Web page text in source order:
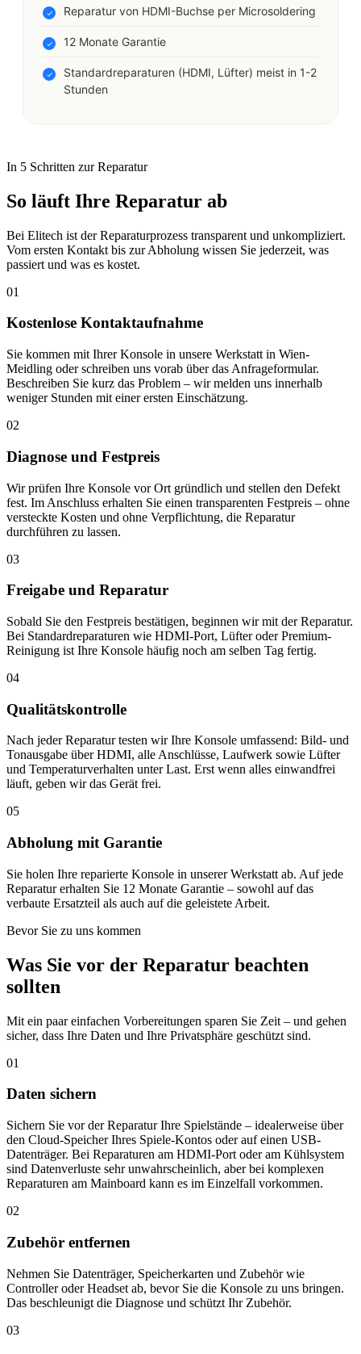
Reparatur von HDMI-Buchse per Microsoldering
12 Monate Garantie
Standardreparaturen (HDMI, Lüfter) meist in 1-2
Stunden
In 5 Schritten zur Reparatur
So läuft Ihre Reparatur ab
Bei Elitech ist der Reparaturprozess transparent und unkompliziert.
Vom ersten Kontakt bis zur Abholung wissen Sie jederzeit, was
passiert und was es kostet.
01
Kostenlose Kontaktaufnahme
Sie kommen mit Ihrer Konsole in unsere Werkstatt in Wien-
Meidling oder schreiben uns vorab über das Anfrageformular.
Beschreiben Sie kurz das Problem – wir melden uns innerhalb
weniger Stunden mit einer ersten Einschätzung.
02
Diagnose und Festpreis
Wir prüfen Ihre Konsole vor Ort gründlich und stellen den Defekt
fest. Im Anschluss erhalten Sie einen transparenten Festpreis – ohne
versteckte Kosten und ohne Verpflichtung, die Reparatur
durchführen zu lassen.
03
Freigabe und Reparatur
Sobald Sie den Festpreis bestätigen, beginnen wir mit der Reparatur.
Bei Standardreparaturen wie HDMI-Port, Lüfter oder Premium-
Reinigung ist Ihre Konsole häufig noch am selben Tag fertig.
04
Qualitätskontrolle
Nach jeder Reparatur testen wir Ihre Konsole umfassend: Bild- und
Tonausgabe über HDMI, alle Anschlüsse, Laufwerk sowie Lüfter
und Temperaturverhalten unter Last. Erst wenn alles einwandfrei
läuft, geben wir das Gerät frei.
05
Abholung mit Garantie
Sie holen Ihre reparierte Konsole in unserer Werkstatt ab. Auf jede
Reparatur erhalten Sie 12 Monate Garantie – sowohl auf das
verbaute Ersatzteil als auch auf die geleistete Arbeit.
Bevor Sie zu uns kommen
Was Sie vor der Reparatur beachten
sollten
Mit ein paar einfachen Vorbereitungen sparen Sie Zeit – und gehen
sicher, dass Ihre Daten und Ihre Privatsphäre geschützt sind.
01
Daten sichern
Sichern Sie vor der Reparatur Ihre Spielstände – idealerweise über
den Cloud-Speicher Ihres Spiele-Kontos oder auf einen USB-
Datenträger. Bei Reparaturen am HDMI-Port oder am Kühlsystem
sind Datenverluste sehr unwahrscheinlich, aber bei komplexen
Reparaturen am Mainboard kann es im Einzelfall vorkommen.
02
Zubehör entfernen
Nehmen Sie Datenträger, Speicherkarten und Zubehör wie
Controller oder Headset ab, bevor Sie die Konsole zu uns bringen.
Das beschleunigt die Diagnose und schützt Ihr Zubehör.
03